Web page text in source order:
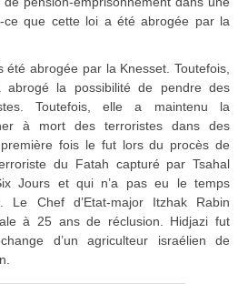
ce que cette loi a été abrogée par la
été abrogée par la Knesset. Toutefois,
la possibilité de pendre des
Toutefois, elle a maintenu la
à mort des terroristes dans des
fois le fut lors du procès de
du Fatah capturé par Tsahal
Jours et qui n’a pas eu le temps
Le Chef d’Etat-major Itzhak Rabin
à 25 ans de réclusion. Hidjazi fut
d’un agriculteur israélien de